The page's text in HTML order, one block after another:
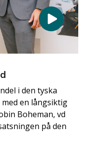
i den tyska
en långsiktig
Boheman, vd
på den